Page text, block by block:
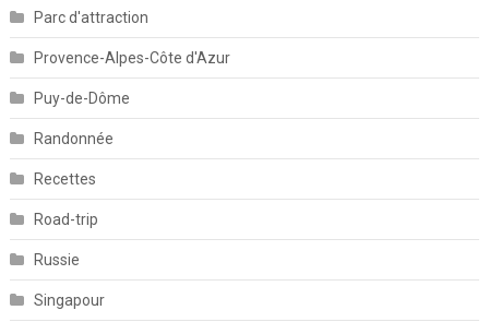
Parc d'attraction
Provence-Alpes-Côte d'Azur
Puy-de-Dôme
Randonnée
Recettes
Road-trip
Russie
Singapour